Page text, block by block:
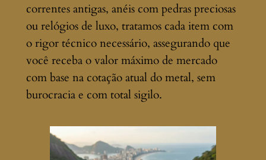
correntes antigas, anéis com pedras preciosas
ou relógios de luxo, tratamos cada item com
o rigor técnico necessário, assegurando que
você receba o valor máximo de mercado
com base na cotação atual do metal, sem
burocracia e com total sigilo.